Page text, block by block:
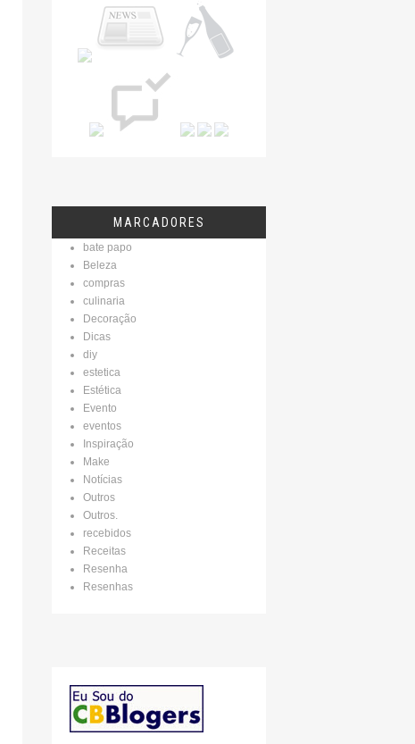
MARCADORES
bate papo
Beleza
compras
culinaria
Decoração
Dicas
diy
estetica
Estética
Evento
eventos
Inspiração
Make
Notícias
Outros
Outros.
recebidos
Receitas
Resenha
Resenhas